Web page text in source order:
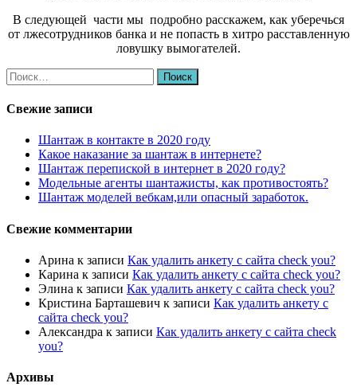
В следующей части мы подробно расскажем, как уберечься
от лжесотрудников банка и не попасть в хитро расставленную
ловушку вымогателей.
Найти:
Свежие записи
Шантаж в контакте в 2020 году
Какое наказание за шантаж в интернете?
Шантаж перепиской в интернет в 2020 году?
Модельные агенты шантажисты, как противостоять?
Шантаж моделей вебкам,или опасный заработок.
Свежие комментарии
Арина к записи Как удалить анкету с сайта check you?
Карина к записи Как удалить анкету с сайта check you?
Элина к записи Как удалить анкету с сайта check you?
Кристина Барташевич к записи Как удалить анкету с
сайта check you?
Александра к записи Как удалить анкету с сайта check
you?
Архивы